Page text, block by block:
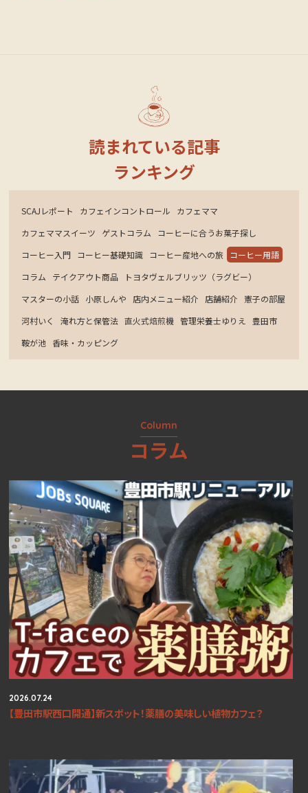
読まれている記事
ランキング
SCAJレポート カフェインコントロール
カフェママ
カフェママスイーツ
ゲストコラム
コーヒーに合うお菓子探し
コーヒー入門 コーヒー基礎知識 コーヒー産地への旅
コーヒー用語
コラム
テイクアウト商品
トヨタヴェルブリッツ（ラグビー）
マスターの小話 小原しんや 店内メニュー紹介 店舗紹介 憲子の部屋
河村いく
淹れ方と保管法 直火式焙煎機 管理栄養士ゆりえ
豊田市
鞍が池 香味・カッピング
Column
コラム
2026.07.24
【豊田市駅西口開通】新スポット！薬膳の美味しい植物カフェ？